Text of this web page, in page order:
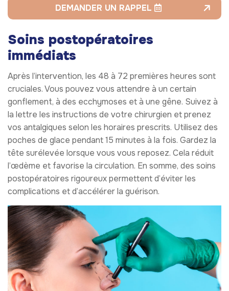
DEMANDER UN RAPPEL
Soins postopératoires
immédiats
Après l’intervention, les 48 à 72 premières heures sont
cruciales. Vous pouvez vous attendre à un certain
gonflement, à des ecchymoses et à une gêne. Suivez à
la lettre les instructions de votre chirurgien et prenez
vos antalgiques selon les horaires prescrits. Utilisez des
poches de glace pendant 15 minutes à la fois. Gardez la
tête surélevée lorsque vous vous reposez. Cela réduit
l’œdème et favorise la circulation. En somme, des soins
postopératoires rigoureux permettent d’éviter les
complications et d’accélérer la guérison.